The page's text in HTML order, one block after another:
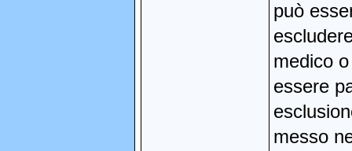
può
medico
essere
messo